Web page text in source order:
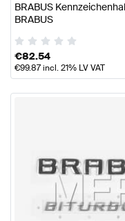
BRABUS
BRABUS
€82.54
€99.87incl. 21% LV VAT